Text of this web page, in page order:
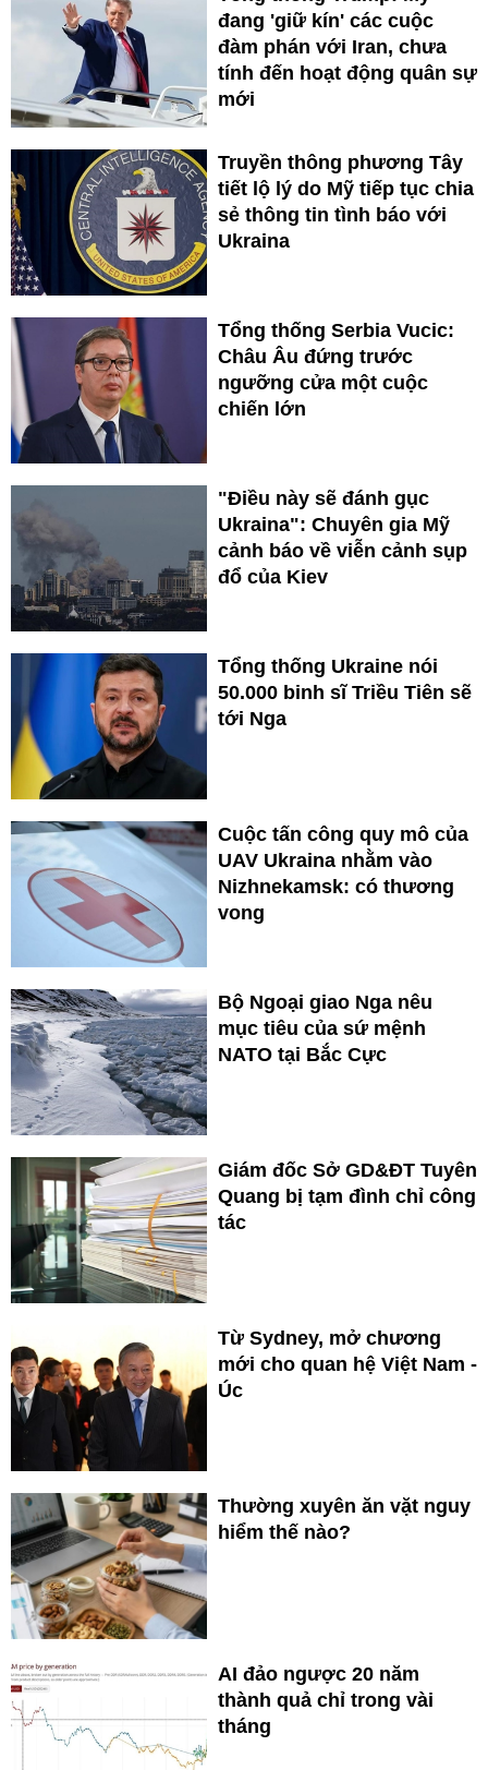
đang 'giữ kín' các cuộc
đàm phán với Iran, chưa
tính đến hoạt động quân sự
mới
Truyền thông phương Tây
tiết lộ lý do Mỹ tiếp tục chia
sẻ thông tin tình báo với
Ukraina
Tổng thống Serbia Vucic:
Châu Âu đứng trước
ngưỡng cửa một cuộc
chiến lớn
"Điều này sẽ đánh gục
Ukraina": Chuyên gia Mỹ
cảnh báo về viễn cảnh sụp
đổ của Kiev
Tổng thống Ukraine nói
50.000 binh sĩ Triều Tiên sẽ
tới Nga
Cuộc tấn công quy mô của
UAV Ukraina nhằm vào
Nizhnekamsk: có thương
vong
Bộ Ngoại giao Nga nêu
mục tiêu của sứ mệnh
NATO tại Bắc Cực
Giám đốc Sở GD&ĐT Tuyên
Quang bị tạm đình chỉ công
tác
Từ Sydney, mở chương
mới cho quan hệ Việt Nam -
Úc
Thường xuyên ăn vặt nguy
hiểm thế nào?
AI đảo ngược 20 năm
thành quả chỉ trong vài
tháng